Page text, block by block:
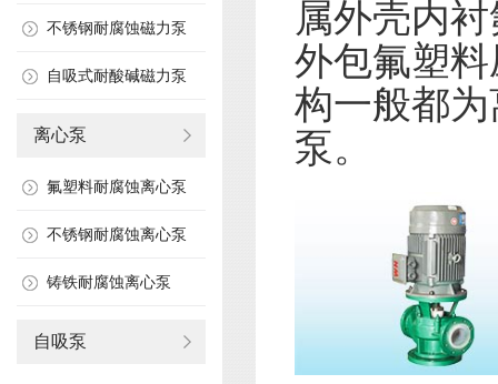
不锈钢耐腐蚀磁力泵
自吸式耐酸碱磁力泵
离心泵
氟塑料耐腐蚀离心泵
不锈钢耐腐蚀离心泵
铸铁耐腐蚀离心泵
自吸泵
属外壳内
外包氟塑
构一般都
泵。